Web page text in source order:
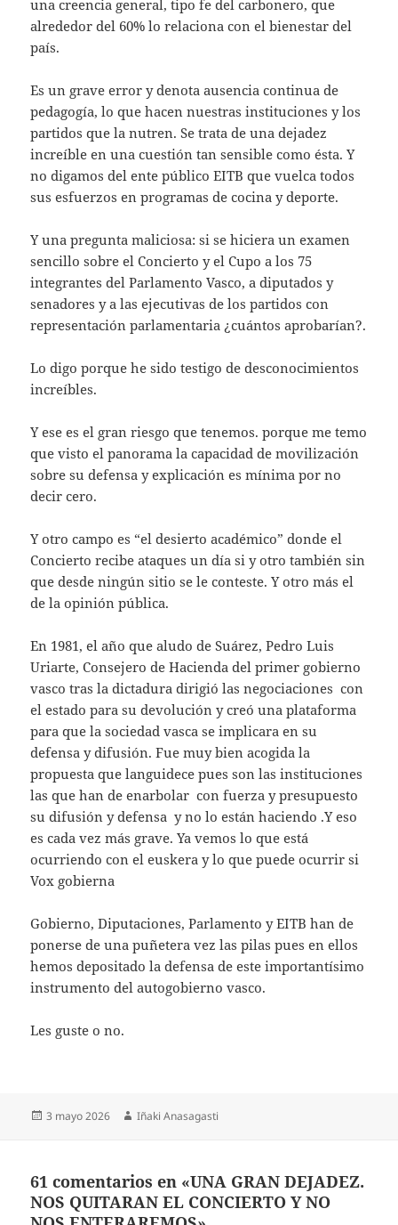
una creencia general, tipo fe del carbonero, que
alrededor del 60% lo relaciona con el bienestar del
país.
Es un grave error y denota ausencia continua de
pedagogía, lo que hacen nuestras instituciones y los
partidos que la nutren. Se trata de una dejadez
increíble en una cuestión tan sensible como ésta. Y
no digamos del ente público EITB que vuelca todos
sus esfuerzos en programas de cocina y deporte.
Y una pregunta maliciosa: si se hiciera un examen
sencillo sobre el Concierto y el Cupo a los 75
integrantes del Parlamento Vasco, a diputados y
senadores y a las ejecutivas de los partidos con
representación parlamentaria ¿cuántos aprobarían?.
Lo digo porque he sido testigo de desconocimientos
increíbles.
Y ese es el gran riesgo que tenemos. porque me temo
que visto el panorama la capacidad de movilización
sobre su defensa y explicación es mínima por no
decir cero.
Y otro campo es “el desierto académico” donde el
Concierto recibe ataques un día si y otro también sin
que desde ningún sitio se le conteste. Y otro más el
de la opinión pública.
En 1981, el año que aludo de Suárez, Pedro Luis
Uriarte, Consejero de Hacienda del primer gobierno
vasco tras la dictadura dirigió las negociaciones con
el estado para su devolución y creó una plataforma
para que la sociedad vasca se implicara en su
defensa y difusión. Fue muy bien acogida la
propuesta que languidece pues son las instituciones
las que han de enarbolar con fuerza y presupuesto
su difusión y defensa y no lo están haciendo .Y eso
es cada vez más grave. Ya vemos lo que está
ocurriendo con el euskera y lo que puede ocurrir si
Vox gobierna
Gobierno, Diputaciones, Parlamento y EITB han de
ponerse de una puñetera vez las pilas pues en ellos
hemos depositado la defensa de este importantísimo
instrumento del autogobierno vasco.
Les guste o no.
Publicado
3 mayo 2026 Autor
Iñaki Anasagasti
61 comentarios en «UNA GRAN DEJADEZ.
NOS QUITARAN EL CONCIERTO Y NO